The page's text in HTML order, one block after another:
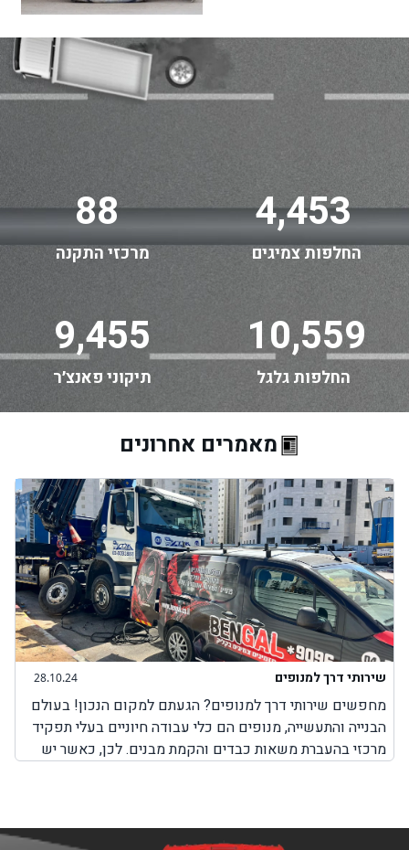
88
מרכזי התקנה
4,453
החלפות צמיגים
9,455
תיקוני פאנצ׳ר
10,559
החלפות גלגל
מאמרים אחרונים
28.10.24 שירותי דרך למנופים
מחפשים שירותי דרך למנופים? הגעתם למקום הנכון! בעולם
הבנייה והתעשייה, מנופים הם כלי עבודה חיוניים בעלי תפקיד
מרכזי בהעברת משאות כבדים והקמת מבנים. לכן, כאשר יש
במנופים עלולות להתרחש בכל זמן, בשעות שבהן ניתן להגיע